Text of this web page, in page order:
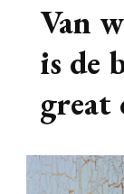
Van
is de
great